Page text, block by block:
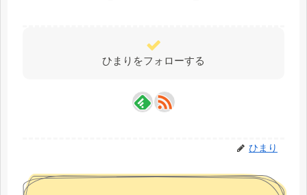
ひまりをフォローする
ひまり